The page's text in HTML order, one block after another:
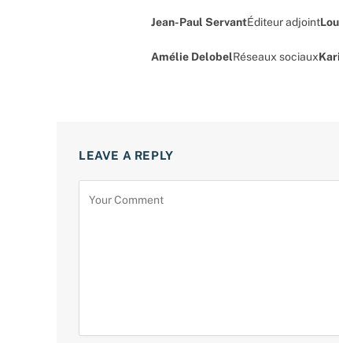
Jean-Paul ServantÉditeur adjoint
Amélie DelobelRéseaux sociaux
LEAVE A REPLY